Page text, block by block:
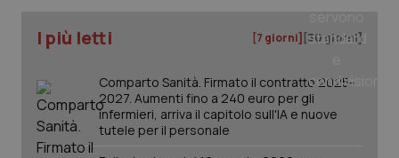
Tumori del Polmone & Testa Collo
Tumori gastrointestinali
Ulcera & Reflusso
I più letti [7 giorni] [30 giorni]
Comparto Sanità. Firmato il contratto 2025-
2027. Aumenti fino a 240 euro per gli
infermieri, arriva il capitolo sull'IA e nuove
tutele per il personale
CookieScriptConsent
CookieScript
www.quotidianosanita.it